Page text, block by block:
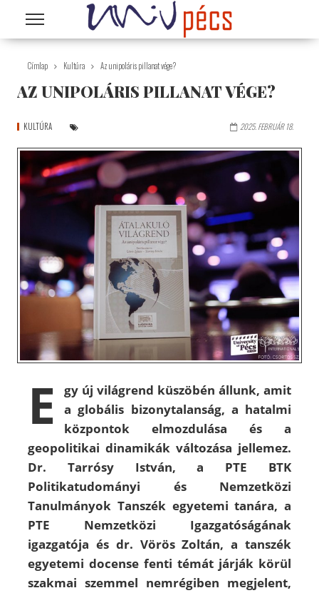
Ugrás a tartalomra
Címlap Kultúra Az unipoláris pillanat vége?
AZ UNIPOLÁRIS PILLANAT VÉGE?
KULTÚRA 2025. FEBRUÁR 18.
E
gy új világrend küszöbén állunk, amit
a globális bizonytalanság, a hatalmi
központok elmozdulása és a
geopolitikai dinamikák változása jellemez.
Dr. Tarrósy István, a PTE BTK
Politikatudományi és Nemzetközi
Tanulmányok Tanszék egyetemi tanára, a
PTE Nemzetközi Igazgatóságának
igazgatója és dr. Vörös Zoltán, a tanszék
egyetemi docense fenti témát járják körül
szakmai szemmel nemrégiben megjelent,